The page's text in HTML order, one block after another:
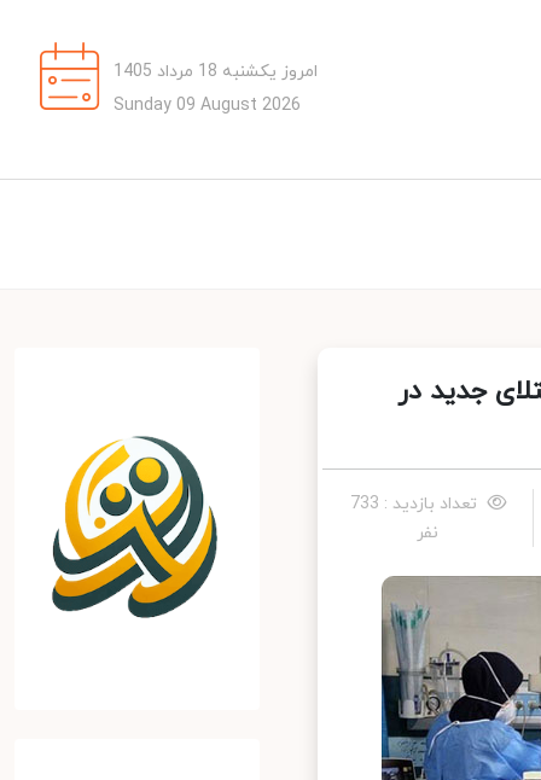
امروز یکشنبه 18 مرداد 1405
Sunday 09 August 2026
به کرونا / شناسایی ۳۸۷۵۷ ابتلای جدید در
تعداد بازدید : 733
نفر